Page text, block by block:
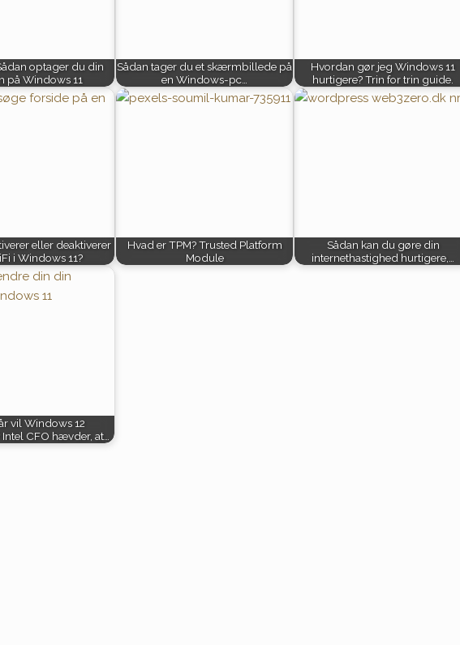
optager du din
på Windows 11
Sådan tager du et skærmbillede på
en Windows-pc…
Hvordan gør jeg Windows 11
hurtigere? Trin for trin guide.
eller deaktiverer
i Windows 11?
Hvad er TPM? Trusted Platform
Module
Sådan kan du gøre din
internethastighed hurtigere,…
vil Windows 12
CFO hævder, at…